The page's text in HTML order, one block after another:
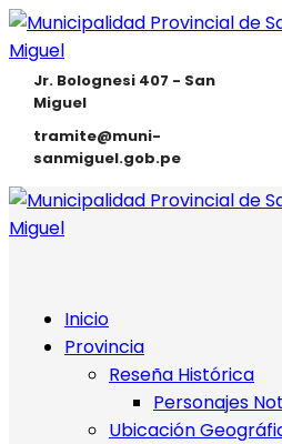
Jr. Bolognesi 407 - San
Miguel
tramite@muni-
sanmiguel.gob.pe
Inicio
Provincia
Reseña Histórica
Personajes
Ubicación